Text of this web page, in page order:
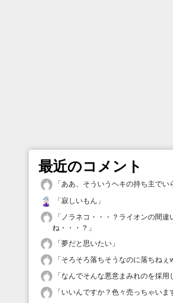
最近のコメント
「ああ、そういうヘキの持ち主で
「寂しいもん 」
「 ノラネコ・・・？ライオンの間違
ね・・・？ 」
「夢だと思いたい 」
「そろそろ落ちそうなのに落ちねぇ
「なんでそんな悪意まみれのを採用
「いいんですか？色々売っちゃいま